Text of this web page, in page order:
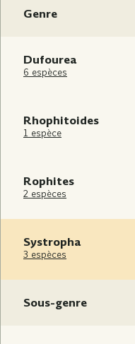
Genre
Dufourea
6 espèces
Rhophitoides
1 espèce
Rophites
2 espèces
Systropha
3 espèces
Sous-genre